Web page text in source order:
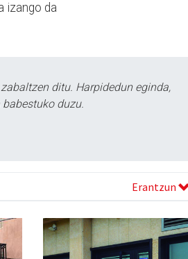
izango da
ditu. Harpidedun eginda,
duzu.
Erantzun